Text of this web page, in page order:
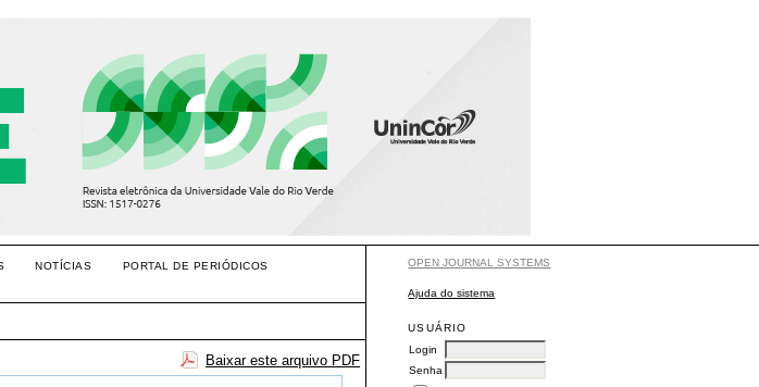
OPEN JOURNAL SYSTEMS
Ajuda do sistema
USUÁRIO
Login
Senha
NOTÍCIAS
PORTAL DE PERIÓDICOS
Baixar este arquivo PDF